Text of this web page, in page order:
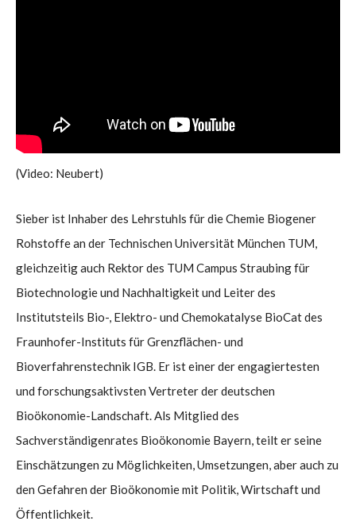
(Video: Neubert)
Sieber ist Inhaber des Lehrstuhls für die Chemie Biogener
Rohstoffe an der Technischen Universität München TUM,
gleichzeitig auch Rektor des TUM Campus Straubing für
Biotechnologie und Nachhaltigkeit und Leiter des
Institutsteils Bio-, Elektro- und Chemokatalyse BioCat des
Fraunhofer-Instituts für Grenzflächen- und
Bioverfahrenstechnik IGB. Er ist einer der engagiertesten
und forschungsaktivsten Vertreter der deutschen
Bioökonomie-Landschaft. Als Mitglied des
Sachverständigenrates Bioökonomie Bayern, teilt er seine
Einschätzungen zu Möglichkeiten, Umsetzungen, aber auch zu
den Gefahren der Bioökonomie mit Politik, Wirtschaft und
Öffentlichkeit.